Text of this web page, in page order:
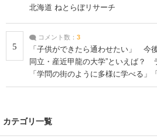
北海道 ねとらぼリサーチ
5
コメント数： 3
「子供ができたら通わせたい」 今
同立・産近甲龍の大学”といえば？
「学問の街のように多様に学べる」
| 大学 ねとらぼリサーチ
カテゴリ一覧